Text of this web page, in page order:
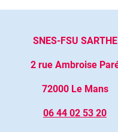
SNES-FSU SARTHE
2 rue Ambroise
72000 Le Mans
06 44 02 53 20